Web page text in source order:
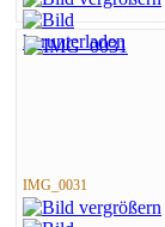
IMG_0031